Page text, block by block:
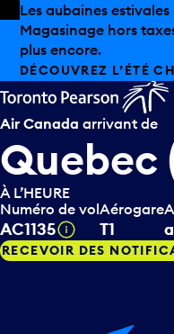
Skip to offers
Passer au contenu
Les aubaines
Magasinage hors
plus encore.
DÉCOUVREZ L’ÉTÉ
Air Canada arrivant de
Quebec
À L’HEURE
Numéro de vol
AC1135 Infobulle
Aérogare
T1
RECEVOIR DES